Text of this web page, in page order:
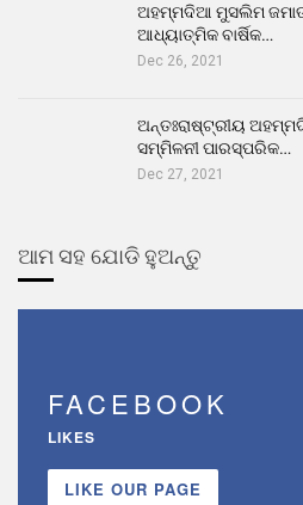
ଅହମ୍ମଦିଆ ମୁସଲିମ ଜମାତ
ଆଧ୍ୟାତ୍ମିକ ବାର୍ଷିକ…
Dec 26, 2021
ଅନ୍ତଃରାଷ୍ଟ୍ରୀୟ
ସମ୍ମିଳନୀ ପାରସ୍ପରିକ…
Dec 27, 2021
ଆମ ସହ ଯୋଡି ହୁଅନ୍ତୁ
FACEBOOK
LIKES
LIKE OUR PAGE